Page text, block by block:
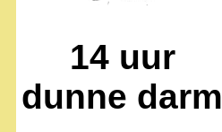
14 uur
dunne darm